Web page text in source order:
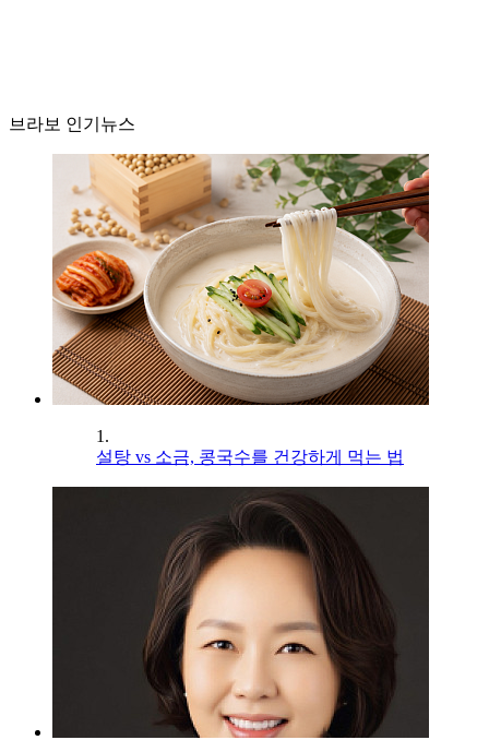
브라보 인기뉴스
1.
설탕 vs 소금, 콩국수를 건강하게 먹는 법